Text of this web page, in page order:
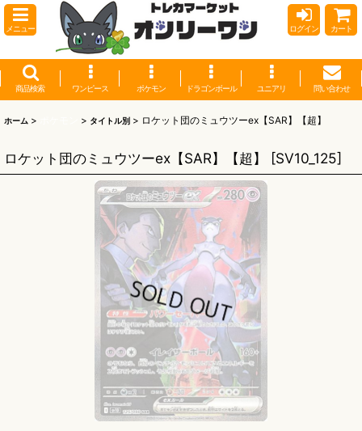
メニュー ログイン カート
商品検索 ワンピース ポケモン ドラゴンボール ユニアリ 問い合わせ
ホーム > > タイトル別 > ロケット団のミュウツーex【SAR】【超】
ロケット団のミュウツーex【SAR】【超】 [SV10_125]